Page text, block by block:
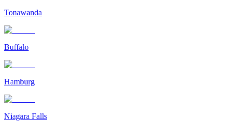
Tonawanda
Buffalo
Hamburg
Niagara Falls